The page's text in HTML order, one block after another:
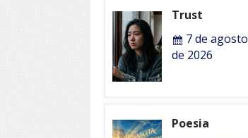
Trust
7 de agosto
de 2026
Poesia